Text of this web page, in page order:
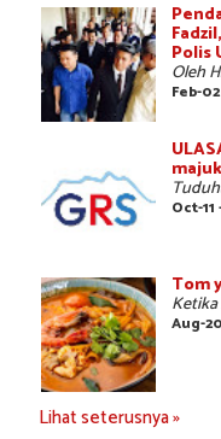
Polis
Oleh
Feb-
Oct-11
Tom
Aug-
Lihat seterusnya »